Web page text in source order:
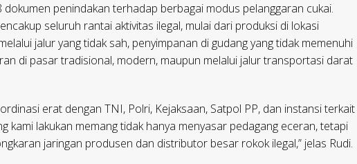
dokumen penindakan terhadap berbagai modus pelanggaran cukai.
seluruh rantai aktivitas ilegal, mulai dari produksi di lokasi
jalur yang tidak sah, penyimpanan di gudang yang tidak memenuhi
di pasar tradisional, modern, maupun melalui jalur transportasi darat
erat dengan TNI, Polri, Kejaksaan, Satpol PP, dan instansi terkait
kami lakukan memang tidak hanya menyasar pedagang eceran, tetapi
jaringan produsen dan distributor besar rokok ilegal,” jelas Rudi.